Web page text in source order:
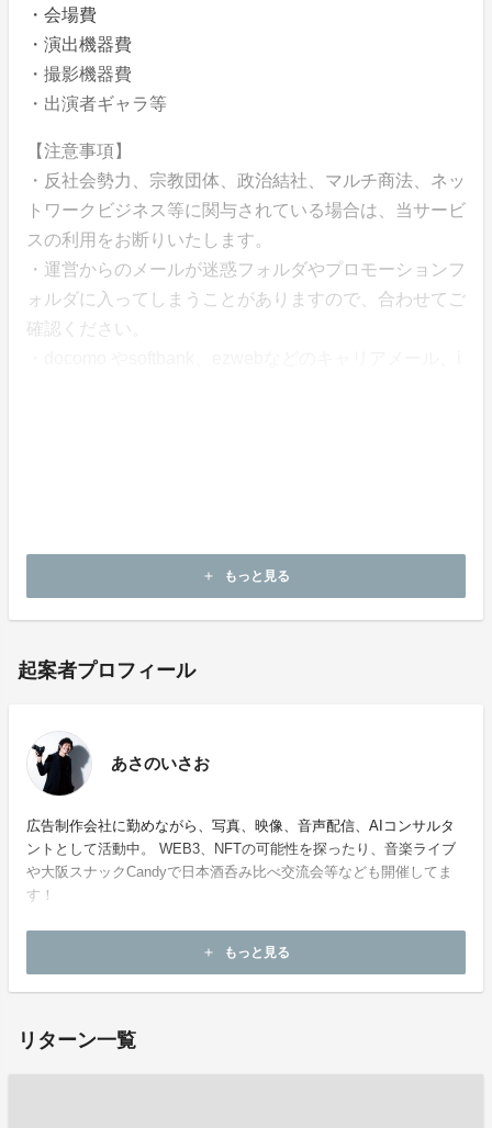
・会場費
・演出機器費
・撮影機器費
・出演者ギャラ等
【注意事項】
・反社会勢力、宗教団体、政治結社、マルチ商法、ネッ
トワークビジネス等に関与されている場合は、当サービ
スの利用をお断りいたします。
・運営からのメールが迷惑フォルダやプロモーションフ
ォルダに入ってしまうことがありますので、合わせてご
確認ください。
add もっと見る
起案者プロフィール
あさのいさお
広告制作会社に勤めながら、写真、映像、音声配信、AIコンサルタ
ントとして活動中。 WEB3、NFTの可能性を探ったり、音楽ライブ
や大阪スナックCandyで日本酒呑み比べ交流会等なども開催してま
す！
add もっと見る
リターン一覧